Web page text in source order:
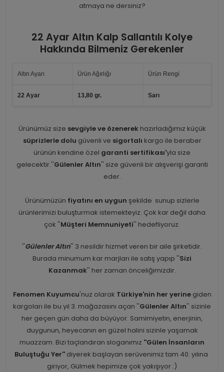
atmaya ne dersiniz?
22 Ayar Altın Kalp Sallantılı Kolye
Hakkında Bilmeniz Gerekenler
Altın Ayarı Ürün Ağırlığı Ürün Rengi
22 Ayar 13,80 gr. Sarı
Ürünümüz size sevgiyle ve özenerekhazırladığımız küçük
süprizlerle dolu güvenli ve sigortalı kargo ile beraber
ürünün kendine özel garanti sertifikası'yla size
gelecektir.''Gülenler Altın'' size güvenli bir alışverişi garanti
eder.
Ürünümüzün fiyatını en uygun şekilde sunup sizlerle
ürünlerimizi buluşturmak istemekteyiz. Çok kar değil daha
çok ''Müşteri Memnuniyeti'' hedefliyoruz.
''Gülenler Altın'' 3 nesildir hizmet veren bir aile şirketidir.
Burada minumum kar marjları ile satış yapıp ''Sizi
Kazanmak'' her zaman önceliğimizdir.
Fenomen Kuyumcu'nuz olarak Türkiye'nin her yerinegiden
kargoları ile bu yıl 3. mağazasını açan ''Gülenler Altın'' sizinle
her geçen gün daha da büyüyor. Samimiyetin, enerjinin,
duygunun, heyecanın en güzel halini sizinle yaşamak
muazzam. Bizi taçlandıran sloganımız ''Gülen İnsanların
Buluştuğu Yer'' diyerek başlayan serüvenimiz tam 40. yılına
giriyor, Gülmek hepimize çok yakışıyor :)